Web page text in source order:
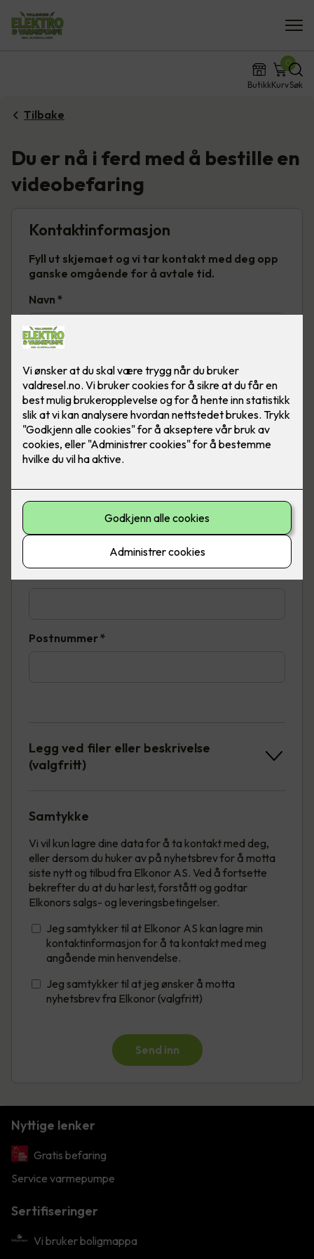
ButikkKurv
0
Søk
Tilbake
Du er nå i ferd med å bestille en
videobefaring
Kontaktinformasjon
Fyll ut skjemaet og vi tar kontakt med deg opp
ganske omgående for å avtale tid.
Navn *
Telefon
E-post*
Adresse*
Postnummer*
Legg ved filer eller beskrivelse
(valgfritt)
Samtykke
Vi vil kun lagre dine data for å ta kontakt med deg,
eller dersom du huker av på nyhetsbrev for å motta
siste nytt og tilbud fra Elkonor AS. Ved å fortsette
bekrefter du at du har lest, forstått og godtar
Elkonors salgs- og leveringsbetingelser.
Jeg samtykker til at Elkonor AS kan lagre min
kontaktinformasjon for å ta kontakt med meg
angående min henvendelse.
Jeg samtykker til at jeg ønsker å motta
nyhetsbrev fra Elkonor (valgfritt)
Send inn
Nyttige lenker
Gratis befaring
Service varmepumpe
Sertifiseringer
Vi bruker boligmappa